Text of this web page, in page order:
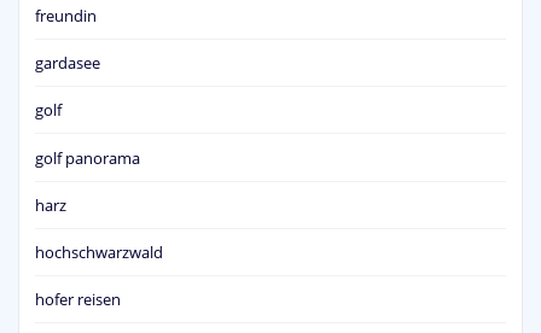
freundin
gardasee
golf
golf panorama
harz
hochschwarzwald
hofer reisen